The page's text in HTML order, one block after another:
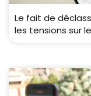
Le fait de
les tensions sur